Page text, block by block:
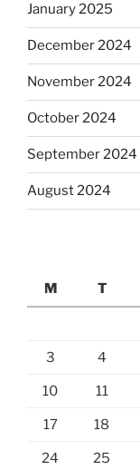
January 2025
December 2024
November 2024
October 2024
September 2024
August 2024
M
T
3 4
10 11
17 18
24 25